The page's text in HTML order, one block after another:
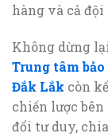
hàng và cả
Không dừng
Trung tâm
Đắk Lắk còn
chiến lược
đổi tư duy,